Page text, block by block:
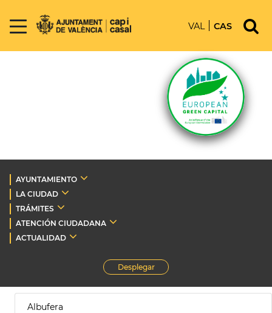
VAL CAS
AYUNTAMIENTO
LA CIUDAD
TRÁMITES
ATENCIÓN CIUDADANA
ACTUALIDAD
Desplegar
Albufera